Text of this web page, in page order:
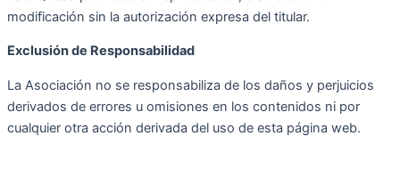
modificación sin la autorización expresa del titular.
Exclusión de Responsabilidad
La Asociación no se responsabiliza de los daños y perjuicios
derivados de errores u omisiones en los contenidos ni por
cualquier otra acción derivada del uso de esta página web.